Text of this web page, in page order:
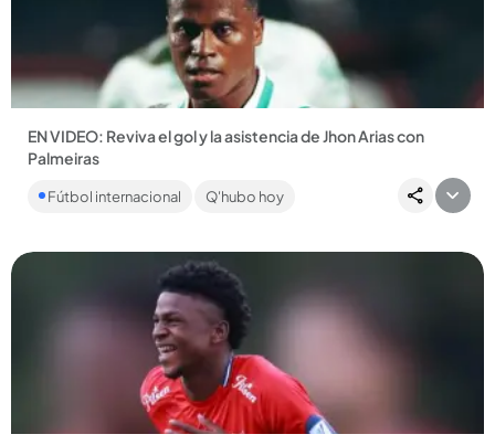
Compartir Noticia
EN VIDEO: Reviva el gol y la asistencia de Jhon Arias con
Palmeiras
El futbolista chocoano ya sumó 7 goles y 3 asistencias con el
club brasilero. ...
Fútbol internacional Q'hubo hoy
Compartir Noticia